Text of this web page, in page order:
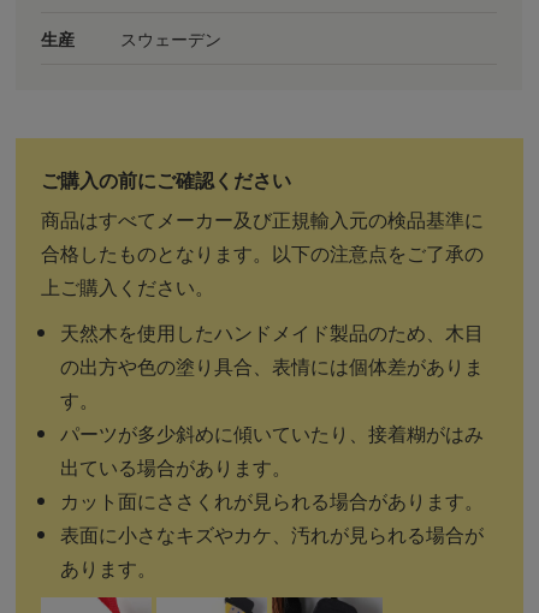
生産 スウェーデン
商品はすべてメーカー及び正規輸入元の検品基準に
合格したものとなります。以下の注意点をご了承の
上ご購入ください。
天然木を使用したハンドメイド製品のため、木目
の出方や色の塗り具合、表情には個体差がありま
す。
パーツが多少斜めに傾いていたり、接着糊がはみ
出ている場合があります。
カット面にささくれが見られる場合があります。
表面に小さなキズやカケ、汚れが見られる場合が
あります。